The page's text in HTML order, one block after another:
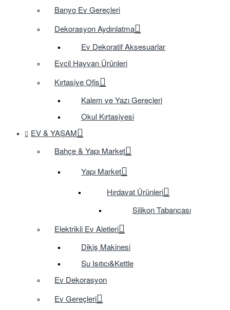
Banyo Ev Gereçleri
Dekorasyon Aydınlatma
Ev Dekoratif Aksesuarlar
Evcil Hayvan Ürünleri
Kırtasiye Ofis
Kalem ve Yazı Gereçleri
Okul Kırtasiyesi
EV & YAŞAM
Bahçe & Yapı Market
Yapı Market
Hırdavat Ürünleri
Silikon Tabancası
Elektrikli Ev Aletleri
Dikiş Makinesi
Su Isıtıcı&Kettle
Ev Dekorasyon
Ev Gereçleri